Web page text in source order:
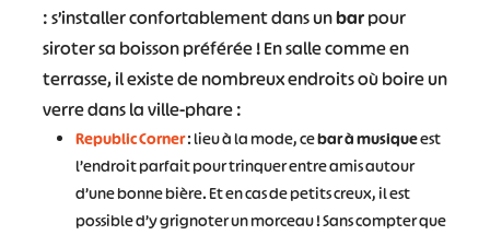
: s’installer confortablement dans unbarpour
siroter sa boisson préférée ! En salle comme en
terrasse, il existe de nombreux endroits où boire un
verre dans la ville-phare :
Republic Corner: lieu à la mode, cebar à musiqueest
l’endroit parfait pour trinquer entre amis autour
d’une bonne bière. Et en cas de petits creux, il est
possible d’y grignoter un morceau ! Sans compter que